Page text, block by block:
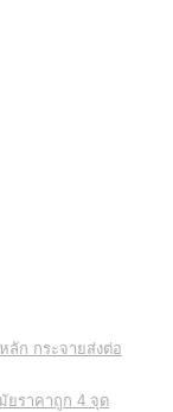
ลัก กระจายส่งต่อ
ยราคาถูก 4 จุด